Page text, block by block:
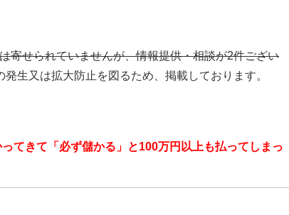
寄せられていませんが、情報提供・相談が2件ござい
生又は拡大防止を図るため、掲載しております。
てきて「必ず儲かる」と100万円以上も払ってしまっ